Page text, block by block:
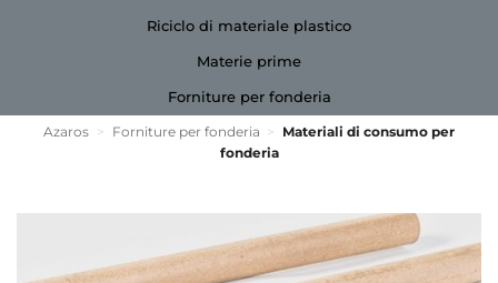
Riciclo di materiale plastico
Materie prime
Forniture per fonderia
Azaros > Forniture per fonderia > Materiali di consumo per
fonderia